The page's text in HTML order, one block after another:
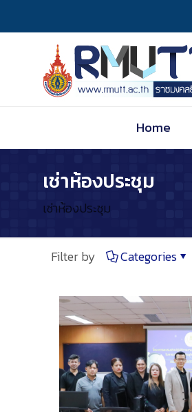
Home
เช่าห้องประชุม
เช่าห้องประชุม
Filter by Categories